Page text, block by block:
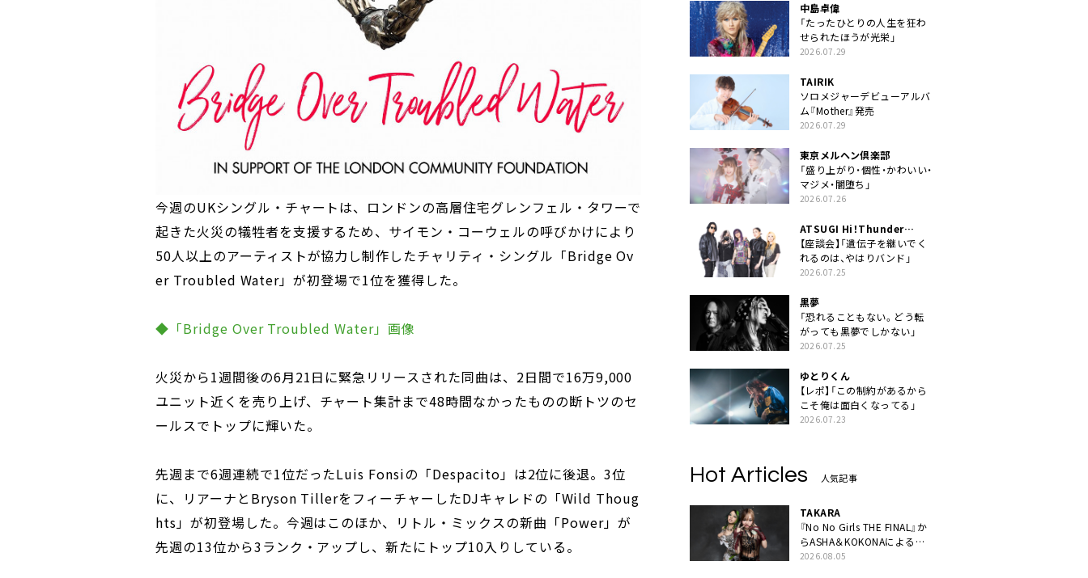
今週のUKシングル・チャートは、ロンドンの高層住宅グレンフェル・タワーで
起きた火災の犠牲者を支援するため、サイモン・コーウェルの呼びかけにより
50人以上のアーティストが協力し制作したチャリティ・シングル「Bridge Ov
er Troubled Water」が初登場で1位を獲得した。
◆「Bridge Over Troubled Water」画像
火災から1週間後の6月21日に緊急リリースされた同曲は、2日間で16万9,000
ユニット近くを売り上げ、チャート集計まで48時間なかったものの断トツのセ
ールスでトップに輝いた。
先週まで6週連続で1位だったLuis Fonsiの「Despacito」は2位に後退。3位
に、リアーナとBryson TillerをフィーチャーしたDJキャレドの「Wild Thoug
hts」が初登場した。今週はこのほか、リトル・ミックスの新曲「Power」が
先週の13位から3ランク・アップし、新たにトップ10入りしている。
中島卓偉
「たったひとりの人生を狂わ
せられたほうが光栄」
2026.07.29
TAIRIK
ソロメジャーデビューアルバ
ム『Mother』発売
2026.07.29
東京メルヘン倶楽部
「盛り上がり・個性・かわいい・
マジメ・闇堕ち」
2026.07.26
ATSUGI Hi！Thunder
Rock Festival
【座談会】「遺伝子を継いでく
れるのは、やはりバンド」
2026.07.25
黒夢
「恐れることもない。どう転
がっても黒夢でしかない」
2026.07.25
ゆとりくん
【レポ】「この制約があるから
こそ俺は面白くなってる」
2026.07.23
Hot Articles 人気記事
TAKARA
『No No Girls THE FINAL』か
らASHA＆KOKONAによるユ
ニット・TAKARAがデビュー
2026.08.05